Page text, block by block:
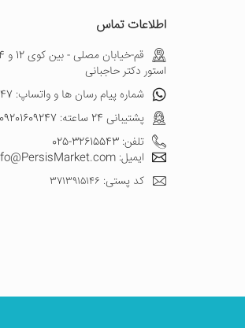
اطلاعات تماس
استور دکتر حاجبانی
شماره پیام رسان ها و واتساپ: 09201609247
پشتیبانی 24 ساعته: 09201609247
تلفن: 32615543-025
ایمیل: info@PersisMarket.com
کد پستی: ۳۷۱۳۹۱۵۱۴۶